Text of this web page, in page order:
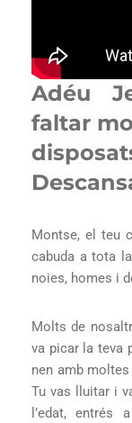
Adéu
faltar
Montse, el teu
cabuda a tota
noies, homes i
Molts de
va picar la teva
nen amb
Tu vas lluitar i
l’edat, entrés